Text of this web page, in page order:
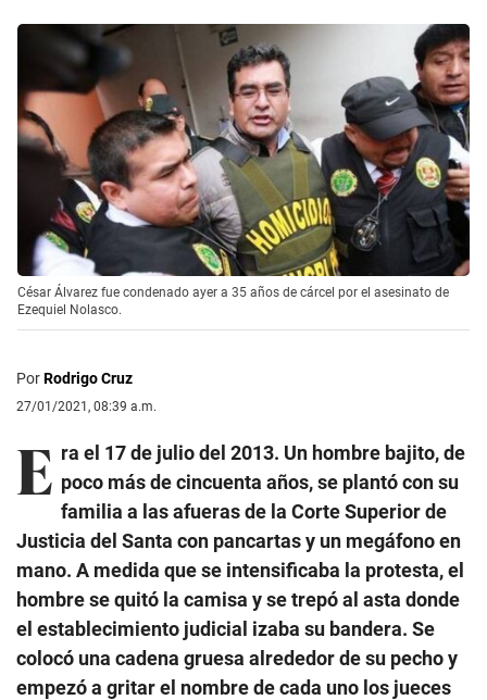
César Álvarez fue condenado ayer a 35 años de cárcel por el asesinato de
Ezequiel Nolasco.
PorRodrigo Cruz
27/01/2021, 08:39 a.m.
E ra el 17 de julio del 2013. Un hombre bajito, de
poco más de cincuenta años, se plantó con su
familia a las afueras de la Corte Superior de
Justicia del Santa con pancartas y un megáfono en
mano. A medida que se intensificaba la protesta, el
hombre se quitó la camisa y se trepó al asta donde
el establecimiento judicial izaba su bandera. Se
colocó una cadena gruesa alrededor de su pecho y
empezó a gritar el nombre de cada uno los jueces